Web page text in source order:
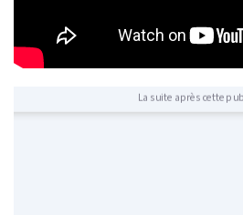
La suite après cette